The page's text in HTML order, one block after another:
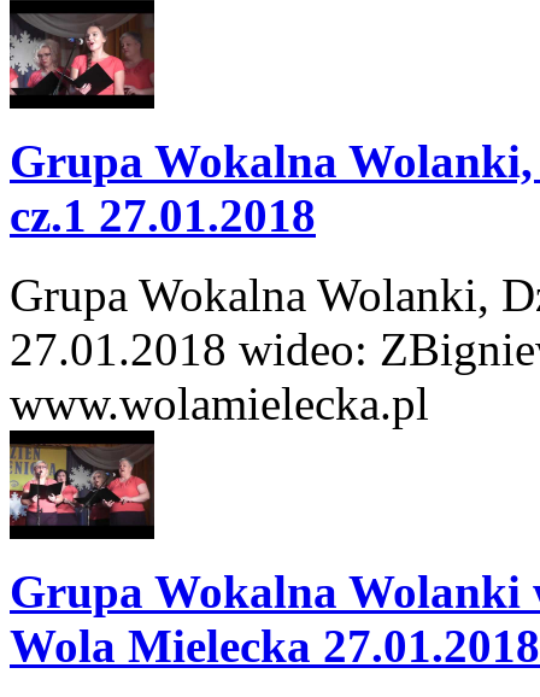
Grupa Wokalna
cz.1 27.01.2018
Grupa Wokalna Wolanki,
27.01.2018 wideo:
www.wolamielecka.pl
Grupa Wokalna Wolanki
Wola Mielecka 27.01.2018